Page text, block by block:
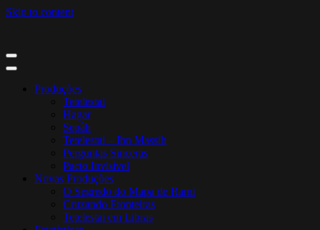
Skip to content
Produções
Tetelestai
Hagar
Sepâh
Tetelestai – Ibn Massih
Perguntas Sinceras
Pacto Invisível
Novas Produções
O Segredo do Mapa de Rami
Cruzando Fronteiras
Tetelestai em Libras